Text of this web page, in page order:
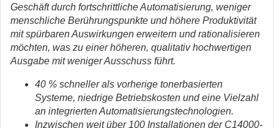
Geschäft durch fortschrittliche Automatisierung, weniger
menschliche Berührungspunkte und höhere Produktivität
mit spürbaren Auswirkungen erweitern und rationalisieren
möchten, was zu einer höheren, qualitativ hochwertigen
Ausgabe mit weniger Ausschuss führt.
40 % schneller als vorherige tonerbasierten
Systeme, niedrige Betriebskosten und eine Vielzahl
an integrierten Automatisierungstechnologien.
Inzwischen weit über 100 Installationen der C14000-